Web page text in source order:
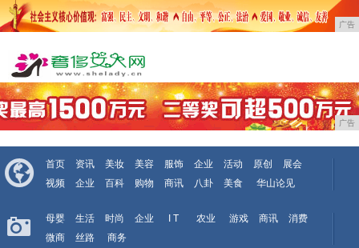
广告
广告
首页 资讯 美妆 美容 服饰 企业 活动 原创
展会
视频
企业 百科 购物 商讯 八卦 美食 华山论见
母婴 生活 时尚 企业 I T 农业 游戏 商讯
消费
微商
丝路 商务